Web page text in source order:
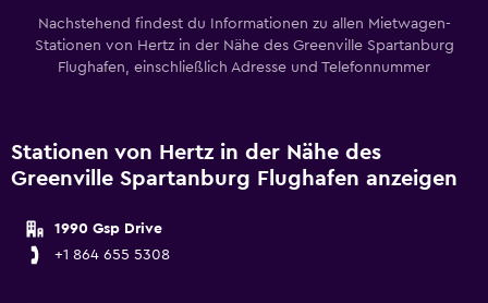
Nachstehend findest du Informationen zu allen Mietwagen-
Stationen von Hertz in der Nähe des Greenville Spartanburg
Flughafen, einschließlich Adresse und Telefonnummer
Stationen von Hertz in der Nähe des
Greenville Spartanburg Flughafen anzeigen
1990 Gsp Drive
+1 864 655 5308